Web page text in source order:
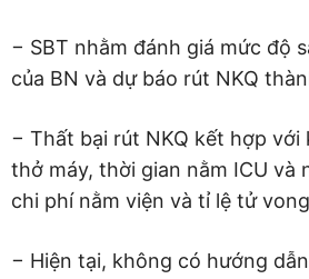
− SBT nhằm đánh giá mức độ
của BN và dự báo rút NKQ
− Thất bại rút NKQ kết hợp với
thở máy, thời gian nằm ICU và
chi phí nằm viện và tỉ lệ tử
− Hiện tại, không có hướng